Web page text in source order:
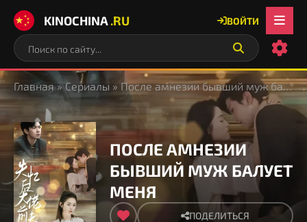
KINOCHINA.RU ВОЙТИ
Главная»Сериалы » После амнезии бывший муж балует меня
ПОСЛЕ АМНЕЗИИ
БЫВШИЙ МУЖ БАЛУЕТ
МЕНЯ
ПОДЕЛИТЬСЯ